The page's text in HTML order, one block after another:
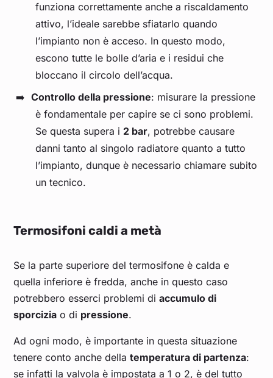
funziona correttamente anche a riscaldamento
attivo, l’ideale sarebbe sfiatarlo quando
l’impianto non è acceso. In questo modo,
escono tutte le bolle d’aria e i residui che
bloccano il circolo dell’acqua.
Controllo della pressione: misurare la pressione
è fondamentale per capire se ci sono problemi.
Se questa supera i 2 bar, potrebbe causare
danni tanto al singolo radiatore quanto a tutto
l’impianto, dunque è necessario chiamare subito
un tecnico.
Termosifoni caldi a metà
Se la parte superiore del termosifone è calda e
quella inferiore è fredda, anche in questo caso
potrebbero esserci problemi diaccumulo di
sporcizia o di pressione.
Ad ogni modo, è importante in questa situazione
tenere conto anche dellatemperatura di partenza:
se infatti la valvola è impostata a 1 o 2, è del tutto